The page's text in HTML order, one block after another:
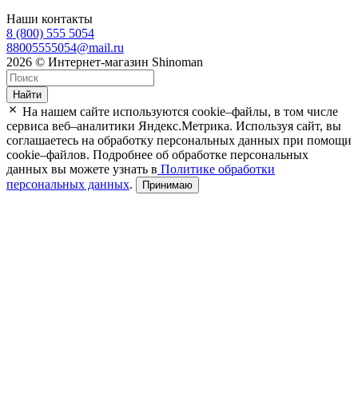
Наши контакты
8 (800) 555 5054
88005555054@mail.ru
2026 © Интернет-магазин Shinoman
Найти
На нашем сайте используются cookie–файлы, в том числе
сервиса веб–аналитики Яндекс.Метрика. Используя сайт, вы
соглашаетесь на обработку персональных данных при помощи
cookie–файлов. Подробнее об обработке персональных
данных вы можете узнать в Политике обработки
персональных данных. Принимаю